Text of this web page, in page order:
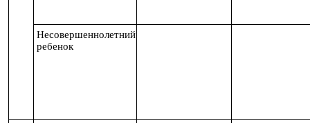
Несовершеннолетний
ребенок